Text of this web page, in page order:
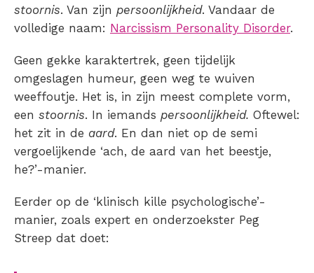
stoornis. Van zijn persoonlijkheid. Vandaar de
volledige naam: Narcissism Personality Disorder.
Geen gekke karaktertrek, geen tijdelijk
omgeslagen humeur, geen weg te wuiven
weeffoutje. Het is, in zijn meest complete vorm,
een stoornis. In iemands persoonlijkheid. Oftewel:
het zit in de aard. En dan niet op de semi
vergoelijkende ‘ach, de aard van het beestje,
he?’-manier.
Eerder op de ‘klinisch kille psychologische’-
manier, zoals expert en onderzoekster Peg
Streep dat doet: